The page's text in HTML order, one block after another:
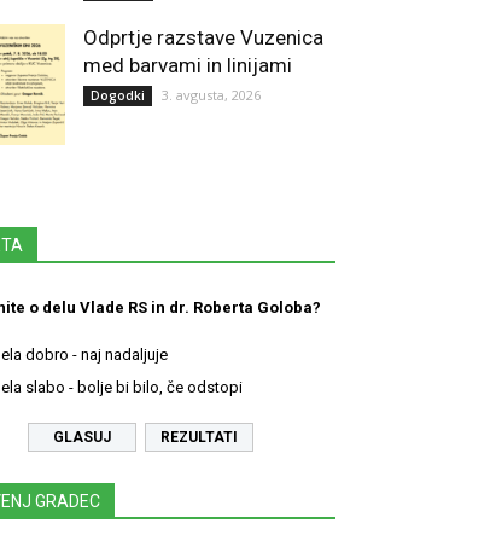
Odprtje razstave Vuzenica
med barvami in linijami
Dogodki 3. avgusta, 2026
o delu Vlade RS in dr. Roberta Goloba?
dobro - naj nadaljuje
slabo - bolje bi bilo, če odstopi
REZULTATI
GRADEC